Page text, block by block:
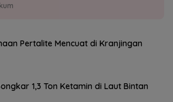
Pertalite Mencuat di Kranjingan
1,3 Ton Ketamin di Laut Bintan